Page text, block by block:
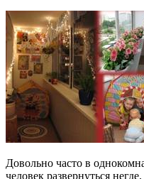
Довольно часто в
человек развернуться